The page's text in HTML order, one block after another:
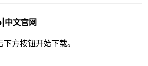
中文官网
方按钮开始下载。